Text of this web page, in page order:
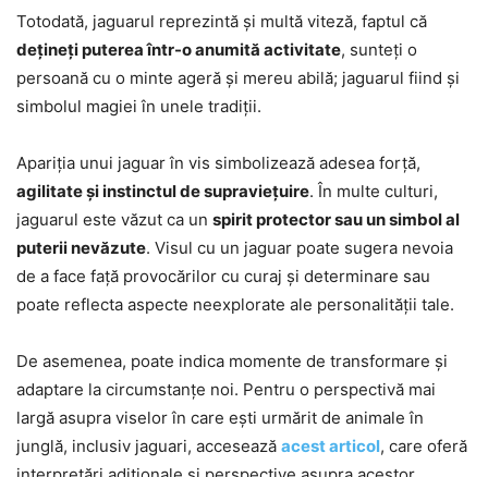
Totodată, jaguarul reprezintă și multă viteză, faptul că
dețineți puterea într-o anumită activitate, sunteți o
persoană cu o minte ageră și mereu abilă; jaguarul fiind și
simbolul magiei în unele tradiții.
Apariția unui jaguar în vis simbolizează adesea forță,
agilitate și instinctul de supraviețuire. În multe culturi,
jaguarul este văzut ca un spirit protector sau un simbol al
puterii nevăzute. Visul cu un jaguar poate sugera nevoia
de a face față provocărilor cu curaj și determinare sau
poate reflecta aspecte neexplorate ale personalității tale.
De asemenea, poate indica momente de transformare și
adaptare la circumstanțe noi. Pentru o perspectivă mai
largă asupra viselor în care ești urmărit de animale în
junglă, inclusiv jaguari, accesează acest articol, care oferă